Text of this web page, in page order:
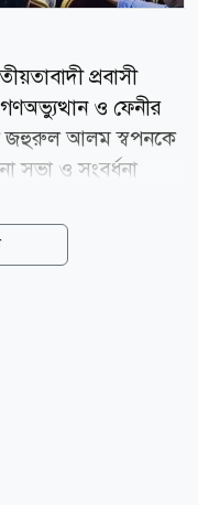
প্রবাসী
ও ফেনীর
জহুরুল আলম স্বপনকে
ও সংবর্ধনা
জিয়া সাইবার
আব্দুর রহমান।